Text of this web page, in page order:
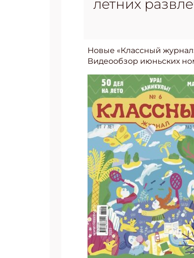
летних
Новые «Классный
Видеообзор июньских